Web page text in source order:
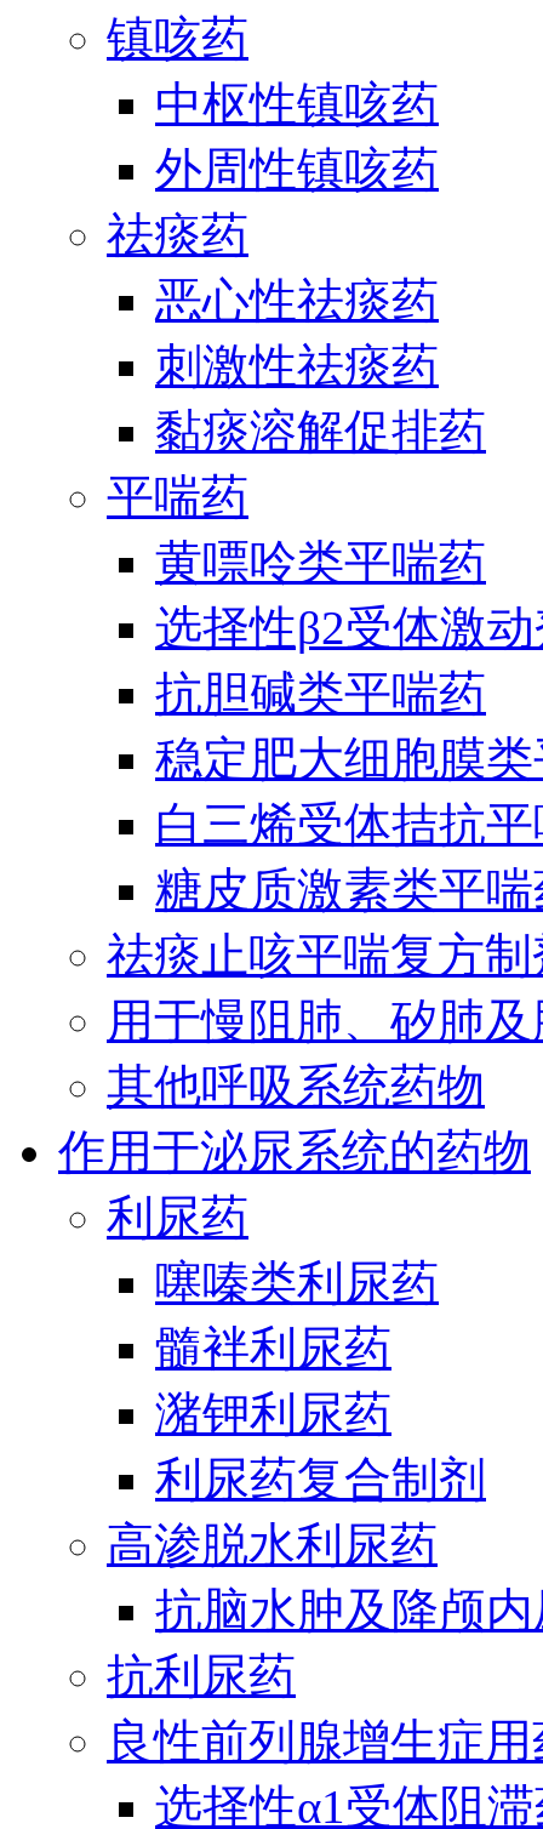
镇咳药
中枢性镇咳药
外周性镇咳药
祛痰药
恶心性祛痰药
刺激性祛痰药
黏痰溶解促排药
平喘药
黄嘌呤类平喘药
选择性β2受体激
抗胆碱类平喘药
稳定肥大细胞膜
白三烯受体拮抗
糖皮质激素类平
祛痰止咳平喘复方制
用于慢阻肺、矽肺
其他呼吸系统药物
作用于泌尿系统的药物
利尿药
噻嗪类利尿药
髓袢利尿药
潴钾利尿药
利尿药复合制剂
高渗脱水利尿药
抗脑水肿及降颅
抗利尿药
良性前列腺增生症
选择性α1受体阻